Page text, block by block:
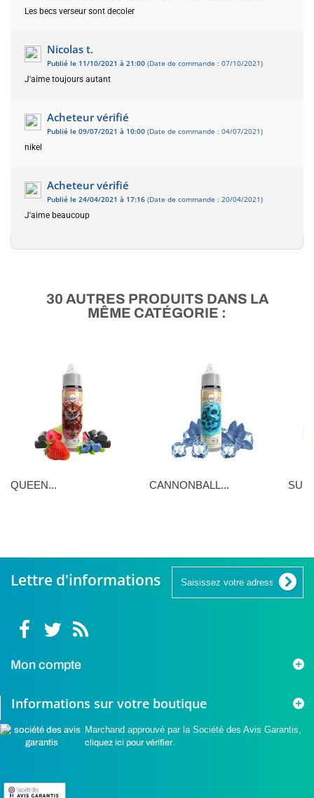
Les becs verseur sont decoler
Nicolas t.
Publié le 11/10/2021 à 21:00 (Date de commande : 07/10/2021)
J'aime toujours autant
Acheteur vérifié
Publié le 09/07/2021 à 10:00 (Date de commande : 04/07/2021)
nikel
Acheteur vérifié
Publié le 24/04/2021 à 17:16 (Date de commande : 20/04/2021)
J'aime beaucoup
30 AUTRES PRODUITS DANS LA
MÊME CATÉGORIE :
QUEEN... CANNONBALL...
Lettre d'informations
Mon compte
Informations sur votre boutique
Marchand approuvé par la Société des Avis Garantis,
cliquez ici pour vérifier.